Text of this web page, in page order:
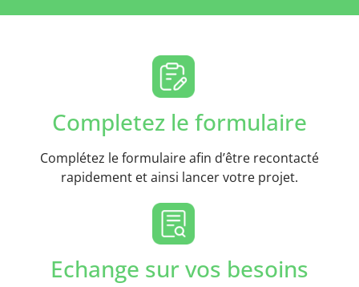
Completez le formulaire
Complétez le formulaire afin d’être recontacté
rapidement et ainsi lancer votre projet.
Echange sur vos besoins